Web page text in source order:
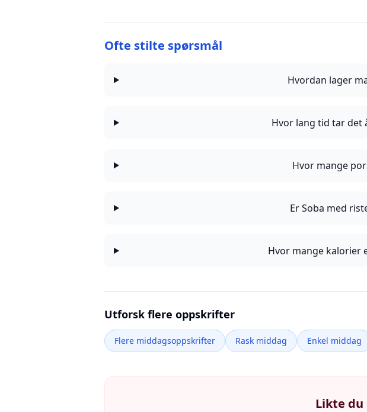
Ofte stilte spørsmål
Hvordan lager
Hvor lang tid tar det
Hvor mange
Er Soba med
Hvor mange kalorier
Utforsk flere oppskrifter
Flere middagsoppskrifter Rask middag Enkel middag
Likte du